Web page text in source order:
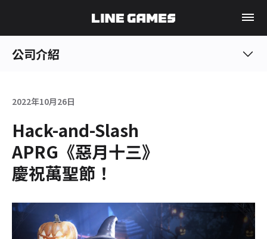
公司介紹
2022年10月26日
Hack-and-Slash
APRG《惡月十三》
慶祝萬聖節！